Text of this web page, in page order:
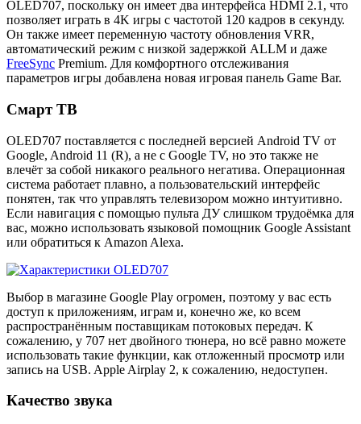
OLED707, поскольку он имеет два интерфейса HDMI 2.1, что
позволяет играть в 4K игры с частотой 120 кадров в секунду.
Он также имеет переменную частоту обновления VRR,
автоматический режим с низкой задержкой ALLM и даже
FreeSync Premium. Для комфортного отслеживания
параметров игры добавлена новая игровая панель Game Bar.
Смарт ТВ
OLED707 поставляется с последней версией Android TV от
Google, Android 11 (R), а не с Google TV, но это также не
влечёт за собой никакого реального негатива. Операционная
система работает плавно, а пользовательский интерфейс
понятен, так что управлять телевизором можно интуитивно.
Если навигация с помощью пульта ДУ слишком трудоёмка для
вас, можно использовать языковой помощник Google Assistant
или обратиться к Amazon Alexa.
Выбор в магазине Google Play огромен, поэтому у вас есть
доступ к приложениям, играм и, конечно же, ко всем
распространённым поставщикам потоковых передач. К
сожалению, у 707 нет двойного тюнера, но всё равно можете
использовать такие функции, как отложенный просмотр или
запись на USB. Apple Airplay 2, к сожалению, недоступен.
Качество звука